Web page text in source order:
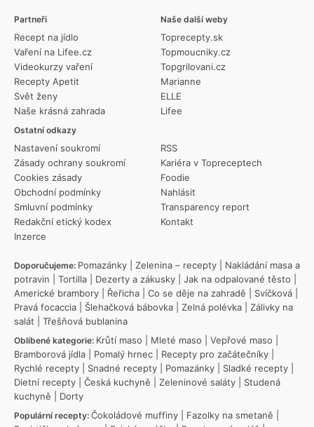
Partneři
Recept na jídlo
Vaření na Lifee.cz
Videokurzy vaření
Recepty Apetit
Svět ženy
Naše krásná zahrada
Ostatní odkazy
Nastavení soukromí
Zásady ochrany soukromí
Cookies zásady
Obchodní podmínky
Smluvní podmínky
Redakční etický kodex
Inzerce
RSS
Kariéra v Topreceptech
Foodie
Nahlásit
Transparency report
Kontakt
Naše další weby
Toprecepty.sk
Topmoucniky.cz
Topgrilovani.cz
Marianne
ELLE
Lifee
Doporučujeme: Pomazánky Zelenina – recepty
Nakládání masa a
potravin
Tortilla Dezerty a zákusky Jak na odpalované těsto
Americké brambory
Řeřicha Co se děje na zahradě Svíčková
Pravá focaccia
Šlehačková bábovka Zelná polévka
Zálivky na
salát
Třešňová bublanina
Oblíbené kategorie: Krůtí maso Mleté maso Vepřové maso
Bramborová jídla
Pomalý hrnec Recepty pro začátečníky
Rychlé recepty
Snadné recepty Pomazánky Sladké recepty
Dietní recepty
Česká kuchyně Zeleninové saláty
Studená
kuchyně
Dorty
Populární recepty: Čokoládové muffiny Fazolky na smetaně